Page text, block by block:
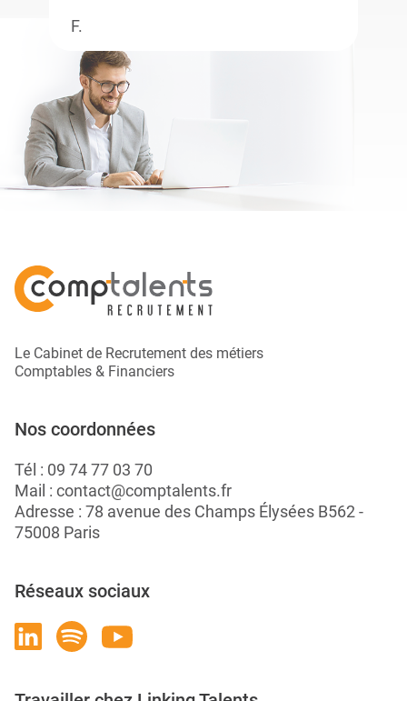
F.
Le Cabinet de Recrutement des métiers
Comptables & Financiers
Nos coordonnées
Tél : 09 74 77 03 70
Mail : contact@comptalents.fr
Adresse : 78 avenue des Champs Élysées B562 -
75008 Paris
Réseaux sociaux